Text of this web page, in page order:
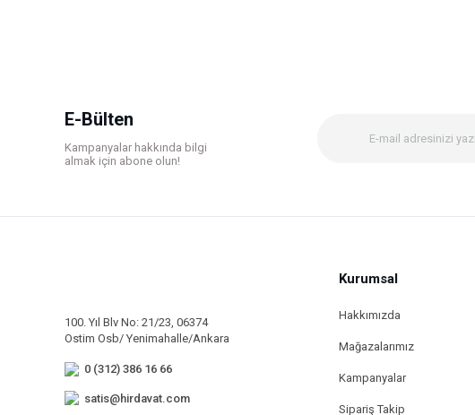
Bu ürüne benzer farklı alternatifler olmalı.
E-Bülten
Kampanyalar hakkında bilgi
almak için abone olun!
100. Yıl Blv No: 21/23, 06374
Ostim Osb/ Yenimahalle/Ankara
0 (312) 386 16 66
satis@hirdavat.com
Kurumsal
Hakkımızda
Mağazalarımız
Kampanyalar
Sipariş Takip